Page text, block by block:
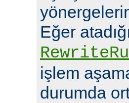
Eğer
işlem
durumda